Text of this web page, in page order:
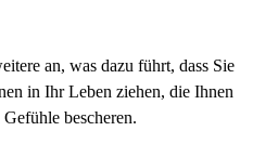
an, was dazu führt, dass Sie
in Ihr Leben ziehen, die Ihnen
bescheren.